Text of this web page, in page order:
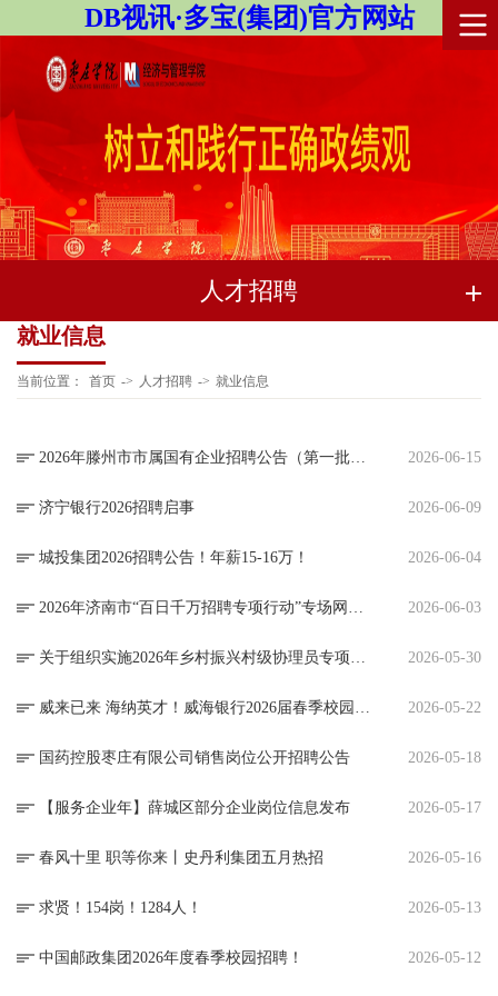
DB视讯·多宝(集团)官方网站
人才招聘
就业信息
当前位置： 首页 -> 人才招聘 -> 就业信息
2026-06-15
济宁银行2026招聘启事 2026-06-09
城投集团2026招聘公告！年薪15-16万！ 2026-06-04
2026-06-03
2026-05-30
2026-05-22
国药控股枣庄有限公司销售岗位公开招聘公告 2026-05-18
【服务企业年】薛城区部分企业岗位信息发布 2026-05-17
春风十里 职等你来丨史丹利集团五月热招 2026-05-16
求贤！154岗！1284人！ 2026-05-13
中国邮政集团2026年度春季校园招聘！ 2026-05-12